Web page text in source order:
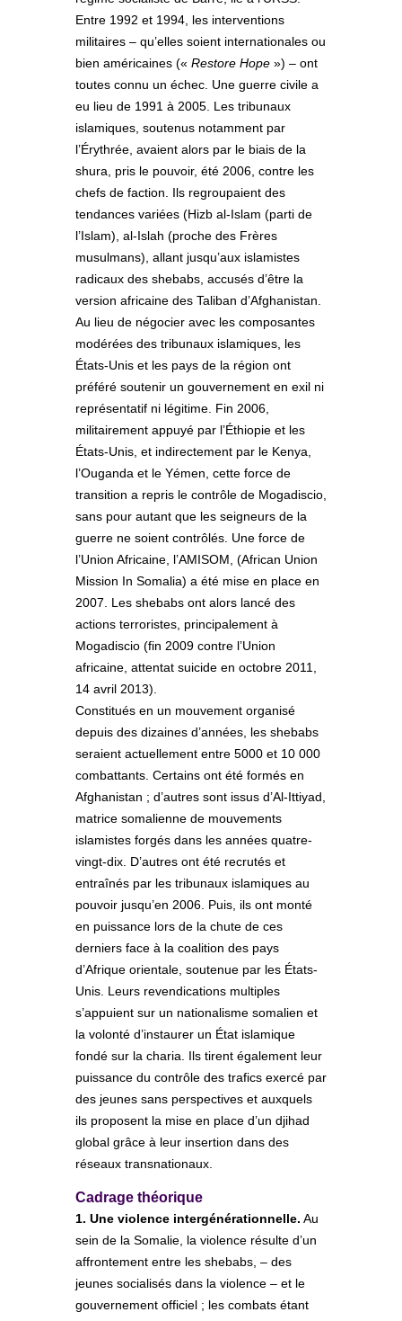
Entre 1992 et 1994, les interventions
militaires – qu’elles soient internationales ou
bien américaines (« Restore Hope ») – ont
toutes connu un échec. Une guerre civile a
eu lieu de 1991 à 2005. Les tribunaux
islamiques, soutenus notamment par
l’Érythrée, avaient alors par le biais de la
shura, pris le pouvoir, été 2006, contre les
chefs de faction. Ils regroupaient des
tendances variées (Hizb al-Islam (parti de
l’Islam), al-Islah (proche des Frères
musulmans), allant jusqu’aux islamistes
radicaux des shebabs, accusés d’être la
version africaine des Taliban d’Afghanistan.
Au lieu de négocier avec les composantes
modérées des tribunaux islamiques, les
États-Unis et les pays de la région ont
préféré soutenir un gouvernement en exil ni
représentatif ni légitime. Fin 2006,
militairement appuyé par l’Éthiopie et les
États-Unis, et indirectement par le Kenya,
l’Ouganda et le Yémen, cette force de
transition a repris le contrôle de Mogadiscio,
sans pour autant que les seigneurs de la
guerre ne soient contrôlés. Une force de
l’Union Africaine, l’AMISOM, (African Union
Mission In Somalia) a été mise en place en
2007. Les shebabs ont alors lancé des
actions terroristes, principalement à
Mogadiscio (fin 2009 contre l’Union
africaine, attentat suicide en octobre 2011,
14 avril 2013).
Constitués en un mouvement organisé
depuis des dizaines d’années, les shebabs
seraient actuellement entre 5000 et 10 000
combattants. Certains ont été formés en
Afghanistan ; d’autres sont issus d’Al-Ittiyad,
matrice somalienne de mouvements
islamistes forgés dans les années quatre-
vingt-dix. D’autres ont été recrutés et
entraînés par les tribunaux islamiques au
pouvoir jusqu’en 2006. Puis, ils ont monté
en puissance lors de la chute de ces
derniers face à la coalition des pays
d’Afrique orientale, soutenue par les États-
Unis. Leurs revendications multiples
s’appuient sur un nationalisme somalien et
la volonté d’instaurer un État islamique
fondé sur la charia. Ils tirent également leur
puissance du contrôle des trafics exercé par
des jeunes sans perspectives et auxquels
ils proposent la mise en place d’un djihad
global grâce à leur insertion dans des
réseaux transnationaux.
Cadrage théorique
1. Une violence intergénérationnelle. Au
sein de la Somalie, la violence résulte d’un
affrontement entre les shebabs, – des
jeunes socialisés dans la violence – et le
gouvernement officiel ; les combats étant